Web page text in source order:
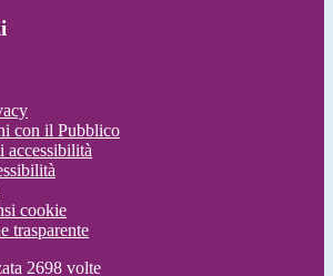
con il Pubblico
accessibilità
cookie
trasparente
2698 volte